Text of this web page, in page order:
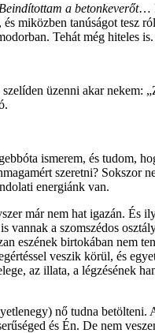
Beindítottam a betonkeverőt…
miközben tanúságot tesz
Tehát még hiteles is.
üzenni akar
ismerem, és tudom,
szeretni? Sokszor
energiánk van.
már nem hat igazán. És
vannak a szomszédos
eszének birtokában nem
veszik körül, és
az illata, a légzésének
nő tudna betölteni.
és Én. De nem